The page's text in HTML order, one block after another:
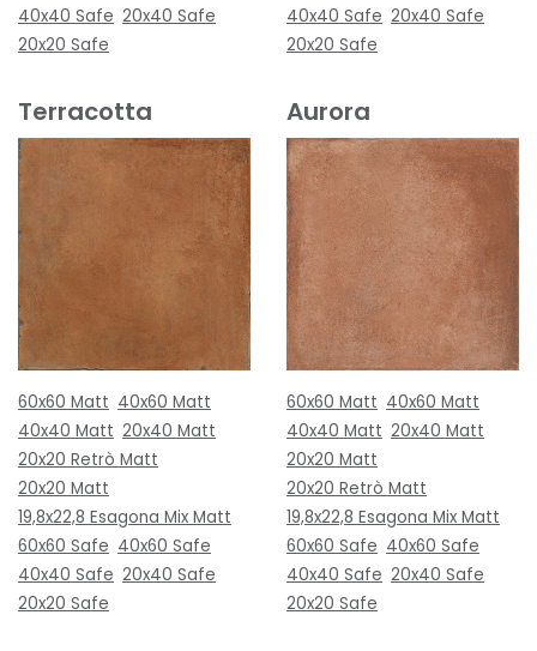
40x40 Safe 20x40 Safe
20x20 Safe
40x40 Safe 20x40 Safe
20x20 Safe
Terracotta
60x60 Matt 40x60 Matt
40x40 Matt 20x40 Matt
20x20 Retrò Matt
20x20 Matt
19,8x22,8 Esagona Mix Matt
60x60 Safe 40x60 Safe
40x40 Safe 20x40 Safe
20x20 Safe
Aurora
60x60 Matt 40x60 Matt
40x40 Matt 20x40 Matt
20x20 Matt
20x20 Retrò Matt
19,8x22,8 Esagona Mix Matt
60x60 Safe 40x60 Safe
40x40 Safe 20x40 Safe
20x20 Safe